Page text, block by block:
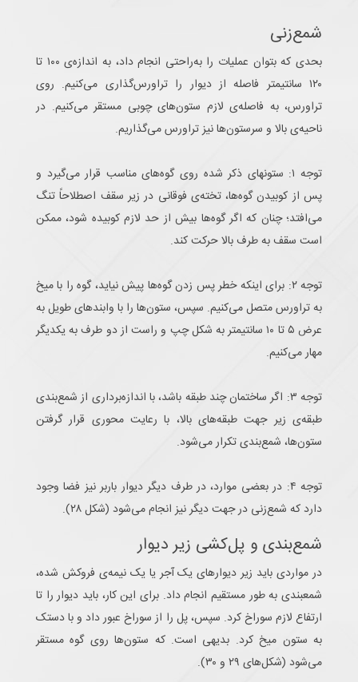
شمع‌زنی
بحدی که بتوان عملیات را به‌راحتی انجام داد، به اندازه‌ی ۱۰۰ تا
۱۲۰ سانتیمتر فاصله از دیوار را تراورس‌گذاری می‌کنیم. روی
تراورس، به فاصله‌ی لازم ستون‌های چوبی مستقر می‌کنیم. در
ناحیه‌ی بالا و سر‌ستون‌ها نیز تراورس می‌گذاریم.
توجه ۱: ستونهای ذکر شده روی گوه‌های مناسب قرار می‌گیرد و
پس از کوبیدن گوه‌ها، تخته‌ی فوقانی در زیر سقف اصطلاحاً تنگ
می‌افتد؛ چنان که اگر گوه‌ها بیش از حد لازم کوبیده شود، ممکن
است سقف به طرف بالا حرکت کند.
توجه ۲: برای اینکه خطر پس زدن گوه‌ها پیش نیاید، گوه را با میخ
به تراورس متصل می‌کنیم. سپس، ستون‌ها را با وابندهای طویل به
عرض ۵ تا ۱۰ سانتیمتر به شکل چپ و راست از دو طرف به یکدیگر
مهار می‌کنیم.
توجه ۳: اگر ساختمان چند طبقه باشد، با اندازه‌برداری از شمع‌بندی
طبقه‌ی زیر جهت طبقه‌های بالا، با رعایت محوری قرار گرفتن
ستون‌ها، شمع‌بندی تکرار می‌شود.
توجه ۴: در بعضی موارد، در طرف دیگر دیوار باربر نیز فضا وجود
دارد که شمع‌زنی در جهت دیگر نیز انجام می‌شود (شکل ۲۸).
شمع‌بندی و پل‌کشی زیر دیوار
در مواردی باید زیر دیوارهای یک آجر یا یک نیمه‌ی فروکش شده،
شمعبندی به طور مستقیم انجام داد. برای این کار، باید دیوار را تا
ارتفاع لازم سوراخ کرد. سپس، پل را از سوراخ عبور داد و با دستک
به ستون میخ کرد. بدیهی است. که ستون‌ها روی گوه مستقر
می‌شود (شکل‌های ۲۹ و ۳۰).